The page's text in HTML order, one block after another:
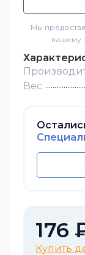
Мы
вашему
Вес
176
Купить